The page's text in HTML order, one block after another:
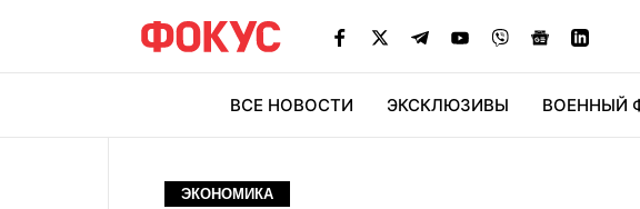
ВСЕ НОВОСТИ ЭКСКЛЮЗИВЫ ВОЕННЫЙ
ЭКОНОМИКА